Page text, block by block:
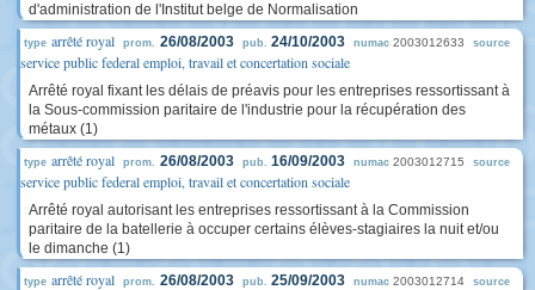
d'administration de l'Institut belge de Normalisation
type arrêté royal prom. 26/08/2003 pub. 24/10/2003 numac 2003012633 source
service public federal emploi, travail et concertation sociale
Arrêté royal fixant les délais de préavis pour les entreprises ressortissant à
la Sous-commission paritaire de l'industrie pour la récupération des
métaux (1)
type arrêté royal prom. 26/08/2003 pub. 16/09/2003 numac 2003012715 source
service public federal emploi, travail et concertation sociale
Arrêté royal autorisant les entreprises ressortissant à la Commission
paritaire de la batellerie à occuper certains élèves-stagiaires la nuit et/ou
le dimanche (1)
type arrêté royal prom. 26/08/2003 pub. 25/09/2003 numac 2003012714 source